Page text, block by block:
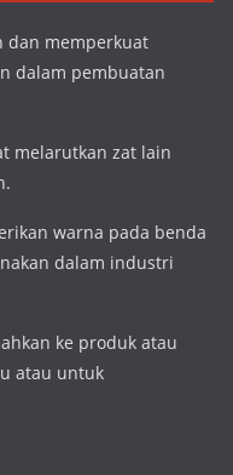
dan memperkuat
dalam pembuatan
melarutkan zat lain
warna pada benda
dalam industri
ke produk atau
atau untuk